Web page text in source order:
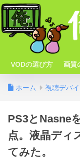
VODの選び方 画質
ホーム 視聴デバイ
PS3とNasne
点。液晶ディ
てみた。